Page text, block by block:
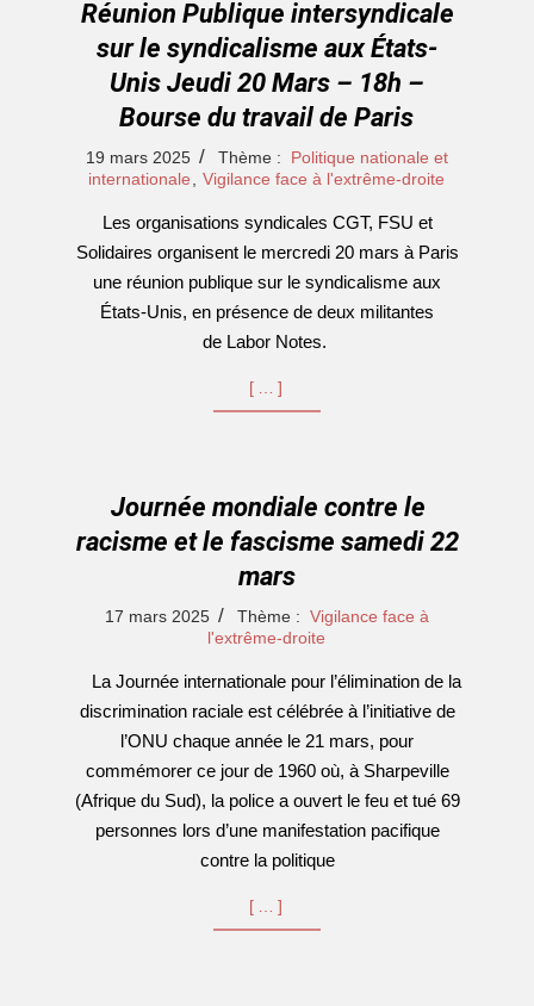
Réunion Publique intersyndicale
sur le syndicalisme aux États-
Unis Jeudi 20 Mars – 18h –
Bourse du travail de Paris
2025-
03-
19 mars 2025 Thème :
Politique nationale et
internationale
Vigilance face à l'extrême-droite
Les organisations syndicales CGT, FSU et
Solidaires organisent le mercredi 20 mars à Paris
une réunion publique sur le syndicalisme aux
États-Unis, en présence de deux militantes
de Labor Notes.
[…]
Journée mondiale contre le
racisme et le fascisme samedi 22
mars
2025-17 mars 2025 Thème : Vigilance face à
l'extrême-droite
La Journée internationale pour l’élimination de la
discrimination raciale est célébrée à l’initiative de
l’ONU chaque année le 21 mars, pour
commémorer ce jour de 1960 où, à Sharpeville
(Afrique du Sud), la police a ouvert le feu et tué 69
personnes lors d’une manifestation pacifique
contre la politique
[…]